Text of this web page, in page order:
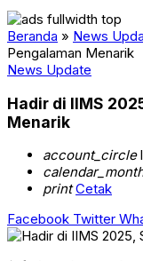
Beranda » News
Pengalaman Menarik
News Update
Hadir di IIMS
Menarik
account_circle
print Cetak
Facebook Twitter